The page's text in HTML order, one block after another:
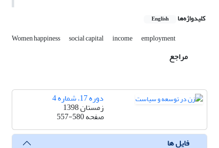
کلیدواژه‌ها English
Women happiness social capital income employment
مراجع
دوره 17، شماره 4
زمستان 1398
صفحه557-580
فایل ها